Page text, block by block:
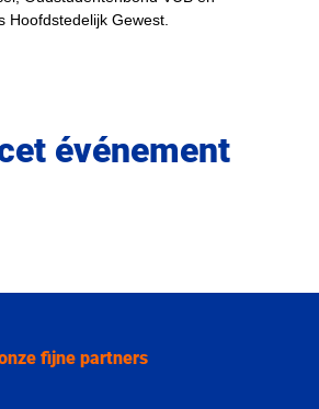
Hoofdstedelijk Gewest.
événement
fijne partners